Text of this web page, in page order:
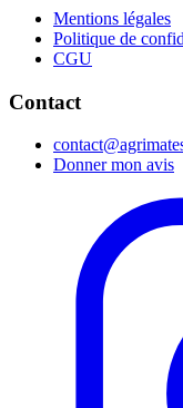
Mentions légales
Politique de
CGU
Contact
Donner mon avis